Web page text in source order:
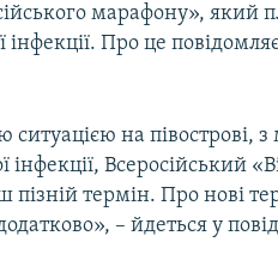
марафону», який
Про це
ситуацією на півострові,
Всеросійський
термін. Про нові
– йдеться у